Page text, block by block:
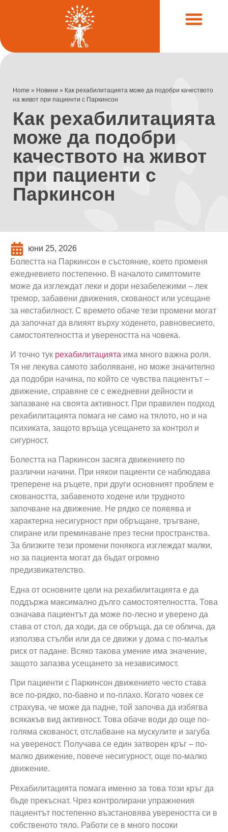
Home » Новини » Как рехабилитацията може да подобри качеството
на живот при пациенти с Паркинсон
Как рехабилитацията
може да подобри
качеството на живот
при пациенти с
Паркинсон
юни 25, 2026
Болестта на Паркинсон е състояние, което променя
ежедневието постепенно. В началото симптомите
може да изглеждат леки и дори незабележими – лек
тремор, забавени движения, скованост или усещане
за нестабилност. С времето обаче тези промени могат
да започнат да влияят върху ходенето, равновесието,
самостоятелността и увереността на човека.
И точно тук рехабилитацията има много важна роля.
Тя не лекува самото заболяване, но може значително
да подобри начина, по който се чувства пациентът –
движение, справяне се с ежедневни дейности и
запазване на своята активност. При правилен подход
рехабилитацията помага не само на тялото, но и на
психиката, защото връща усещането за контрол и
сигурност.
Болестта на Паркинсон засяга движението по
различни начини. При някои пациенти се наблюдава
треперене на ръцете, при други основният проблем е
сковаността, забавеното ходене или трудното
започване на движение. Не рядко се появява и
характерна несигурност при обръщане, тръгване,
спиране или преминаване през тесни пространства.
За близките тези промени понякога изглеждат малки,
но за пациента могат да бъдат огромно
предизвикателство.
Една от основните цели на рехабилитацията е да
поддържа максимално дълго самостоятелността. Това
означава пациентът да може по-лесно и уверено да
става от стол, да ходи, да се обръща, да се облича, да
използва стълби или да се движи у дома с по-малък
риск от падане. Всяко такова умение има значение,
защото запазва усещането за независимост.
При пациенти с Паркинсон движението често става
все по-рядко, по-бавно и по-плахо. Когато човек се
страхува, че може да падне, той започва да избягва
всякакъв вид активност. Това обаче води до още по-
голяма скованост, отслабване на мускулите и загуба
на увереност. Получава се един затворен кръг – по-
малко движение, повече несигурност, още по-малко
движение.
Рехабилитацията помага именно за това този кръг да
бъде прекъснат. Чрез контролирани упражнения
пациентът постепенно възстановява увереността си в
собственото тяло. Работи се в много посоки